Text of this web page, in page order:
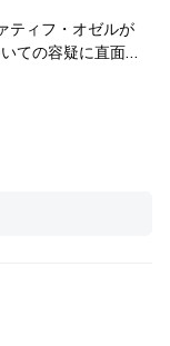
ティフ・オゼルが
ての容疑に直面し